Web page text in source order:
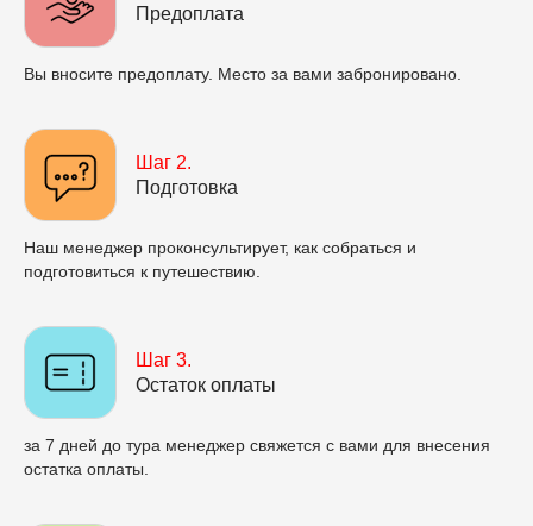
Предоплата
Вы вносите предоплату. Место за вами забронировано.
Шаг 2.
Подготовка
Наш менеджер проконсультирует, как собраться и
подготовиться к путешествию.
Шаг 3.
Остаток оплаты
за 7 дней до тура менеджер свяжется с вами для внесения
остатка оплаты.